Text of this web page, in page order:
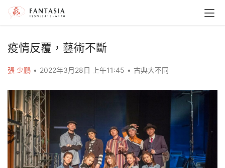
疫情反覆，藝術不斷
張 少鵬 • 2022年3月28日 上午11:45 • 古典大不同